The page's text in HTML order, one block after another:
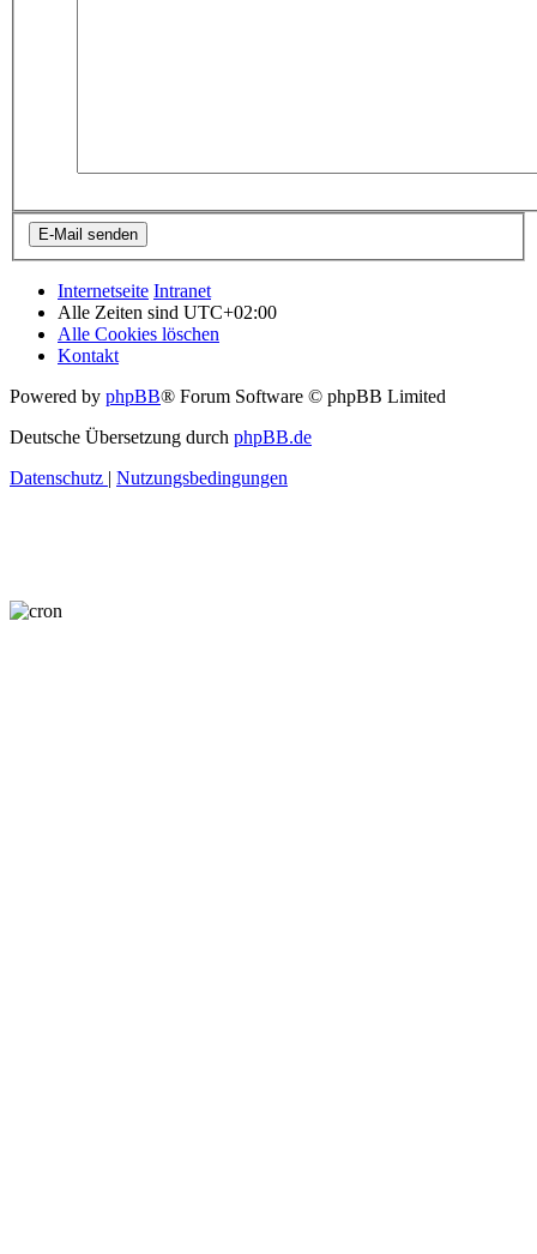
Internetseite Intranet
Alle Zeiten sind UTC+02:00
Alle Cookies löschen
Kontakt
Powered by phpBB® Forum Software © phpBB Limited
Deutsche Übersetzung durch phpBB.de
Datenschutz | Nutzungsbedingungen